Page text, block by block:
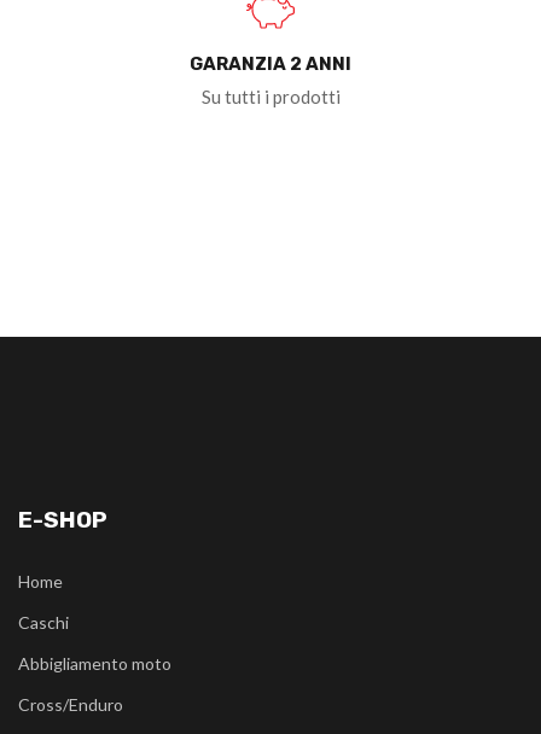
GARANZIA 2 ANNI
Su tutti i prodotti
E-SHOP
Home
Caschi
Abbigliamento moto
Cross/Enduro